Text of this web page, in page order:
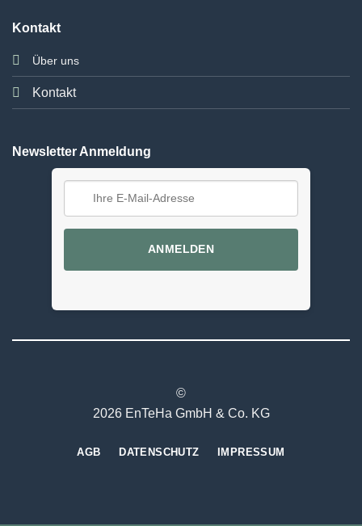
Kontakt
Über uns
Kontakt
Newsletter Anmeldung
ANMELDEN
©
2026 EnTeHa GmbH & Co. KG
AGB DATENSCHUTZ IMPRESSUM